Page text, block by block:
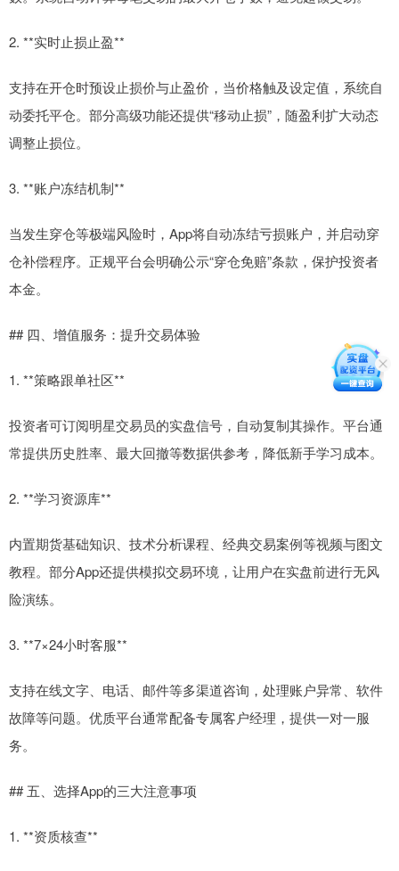
2. **实时止损止盈**
支持在开仓时预设止损价与止盈价，当价格触及设定值，系统自
动委托平仓。部分高级功能还提供“移动止损”，随盈利扩大动态
调整止损位。
3. **账户冻结机制**
当发生穿仓等极端风险时，App将自动冻结亏损账户，并启动穿
仓补偿程序。正规平台会明确公示“穿仓免赔”条款，保护投资者
本金。
## 四、增值服务：提升交易体验
1. **策略跟单社区**
投资者可订阅明星交易员的实盘信号，自动复制其操作。平台通
常提供历史胜率、最大回撤等数据供参考，降低新手学习成本。
2. **学习资源库**
内置期货基础知识、技术分析课程、经典交易案例等视频与图文
教程。部分App还提供模拟交易环境，让用户在实盘前进行无风
险演练。
3. **7×24小时客服**
支持在线文字、电话、邮件等多渠道咨询，处理账户异常、软件
故障等问题。优质平台通常配备专属客户经理，提供一对一服
务。
## 五、选择App的三大注意事项
1. **资质核查**